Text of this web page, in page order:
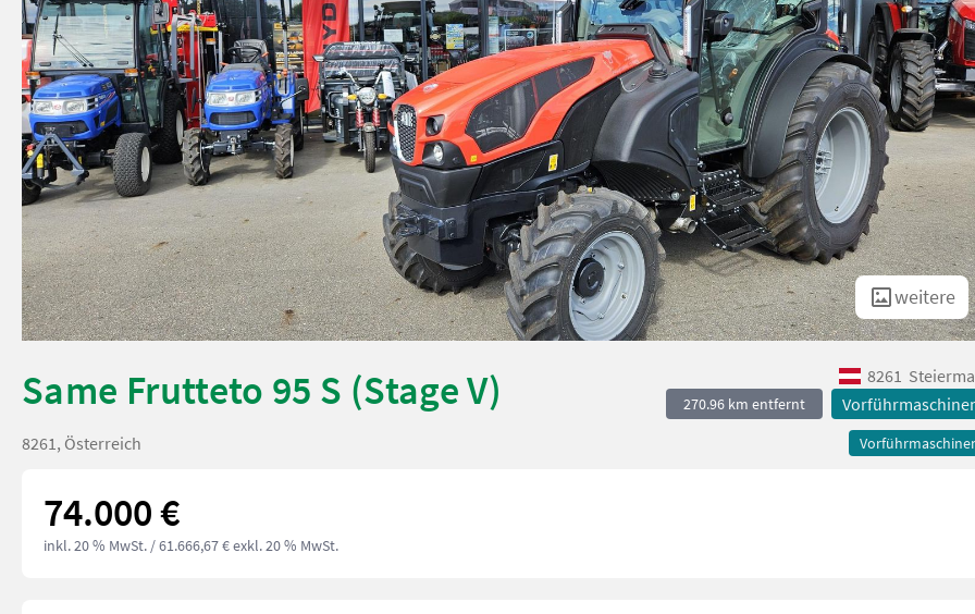
weitere
Same Frutteto 95 S (Stage V) 8261
270.96 km entfernt
8261, Österreich
74.000 €
inkl. 20 % MwSt. / 61.666,67 € exkl. 20 % MwSt.